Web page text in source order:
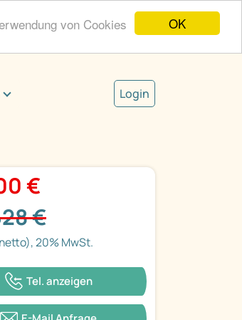
OK
von Cookies
Login
€
€
20% MwSt.
Tel. anzeigen